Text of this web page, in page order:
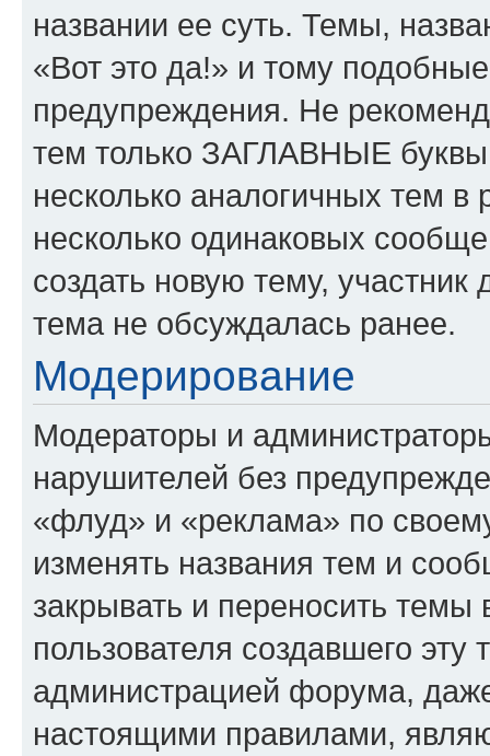
названии ее суть. Темы,
«Вот это да!» и тому
предупреждения. Не
тем только ЗАГЛАВНЫЕ
несколько аналогичных тем
несколько одинаковых
создать новую тему,
тема не обсуждалась ранее.
Модерирование
Модераторы и
нарушителей без
«флуд» и «реклама» по
изменять названия тем и
закрывать и переносить
пользователя создавшего
администрацией форума,
настоящими правилами,